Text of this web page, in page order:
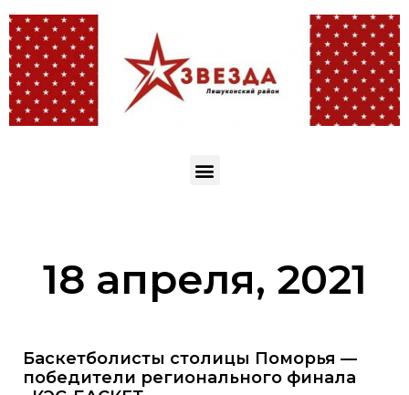
18 апреля, 2021
Баскетболисты столицы Поморья —
победители регионального финала